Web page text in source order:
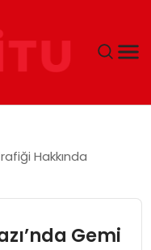
Hakkında
Gemi